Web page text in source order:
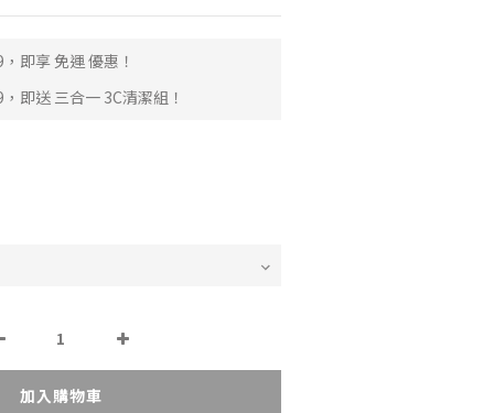
即享 免運 優惠！
即送 三合一 3C清潔組！
加入購物車